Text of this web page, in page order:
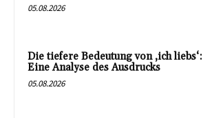
05.08.2026
Die tiefere Bedeutung von ‚ich liebs‘:
Eine Analyse des Ausdrucks
05.08.2026